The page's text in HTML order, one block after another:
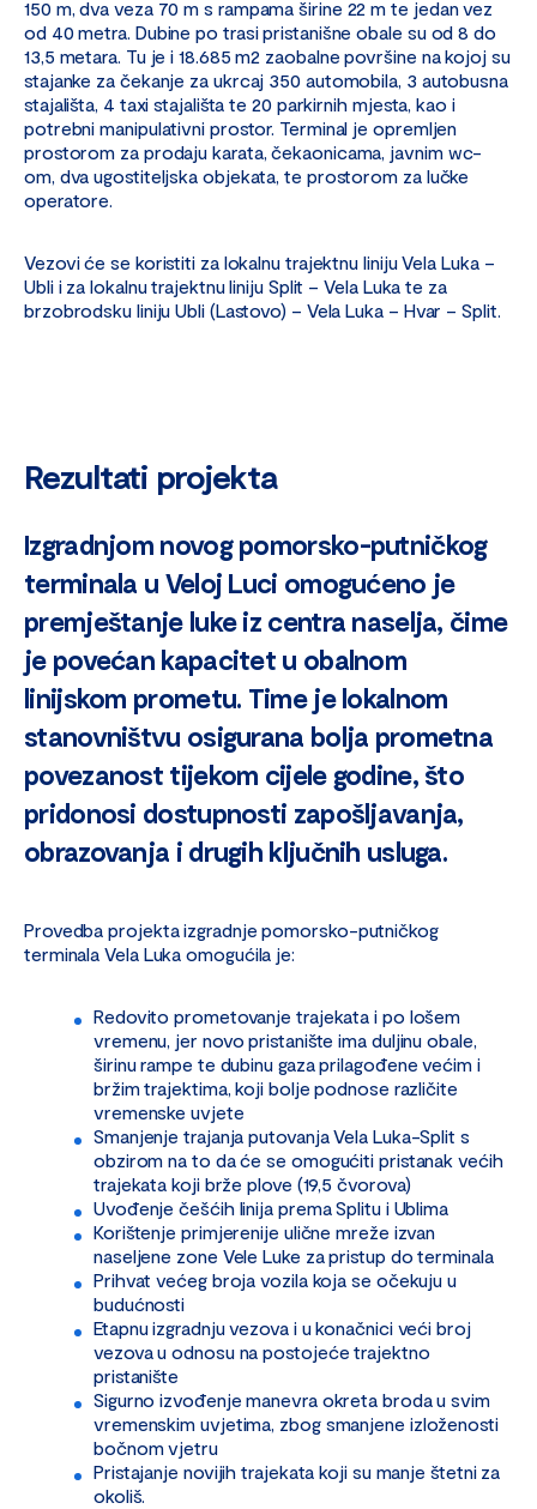
150 m, dva veza 70 m s rampama širine 22 m te jedan vez
od 40 metra. Dubine po trasi pristanišne obale su od 8 do
13,5 metara. Tu je i 18.685 m2 zaobalne površine na kojoj su
stajanke za čekanje za ukrcaj 350 automobila, 3 autobusna
stajališta, 4 taxi stajališta te 20 parkirnih mjesta, kao i
potrebni manipulativni prostor. Terminal je opremljen
prostorom za prodaju karata, čekaonicama, javnim wc-
om, dva ugostiteljska objekata, te prostorom za lučke
operatore.
Vezovi će se koristiti za lokalnu trajektnu liniju Vela Luka –
Ubli i za lokalnu trajektnu liniju Split – Vela Luka te za
brzobrodsku liniju Ubli (Lastovo) – Vela Luka – Hvar – Split.
Rezultati projekta
Izgradnjom novog pomorsko-putničkog
terminala u Veloj Luci omogućeno je
premještanje luke iz centra naselja, čime
je povećan kapacitet u obalnom
linijskom prometu. Time je lokalnom
stanovništvu osigurana bolja prometna
povezanost tijekom cijele godine, što
pridonosi dostupnosti zapošljavanja,
obrazovanja i drugih ključnih usluga.
Provedba projekta izgradnje pomorsko-putničkog
terminala Vela Luka omogućila je:
Redovito prometovanje trajekata i po lošem
vremenu, jer novo pristanište ima duljinu obale,
širinu rampe te dubinu gaza prilagođene većim i
bržim trajektima, koji bolje podnose različite
vremenske uvjete
Smanjenje trajanja putovanja Vela Luka-Split s
obzirom na to da će se omogućiti pristanak većih
trajekata koji brže plove (19,5 čvorova)
Uvođenje češćih linija prema Splitu i Ublima
Korištenje primjerenije ulične mreže izvan
naseljene zone Vele Luke za pristup do terminala
Prihvat većeg broja vozila koja se očekuju u
budućnosti
Etapnu izgradnju vezova i u konačnici veći broj
vezova u odnosu na postojeće trajektno
pristanište
Sigurno izvođenje manevra okreta broda u svim
vremenskim uvjetima, zbog smanjene izloženosti
bočnom vjetru
Pristajanje novijih trajekata koji su manje štetni za
okoliš.